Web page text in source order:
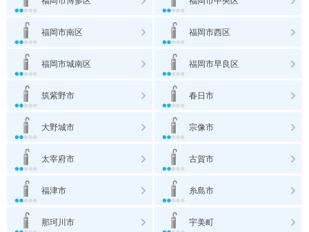
福岡市南区 福岡市西区
福岡市城南区 福岡市早良区
筑紫野市 春日市
大野城市 宗像市
太宰府市 古賀市
福津市 糸島市
那珂川市 宇美町